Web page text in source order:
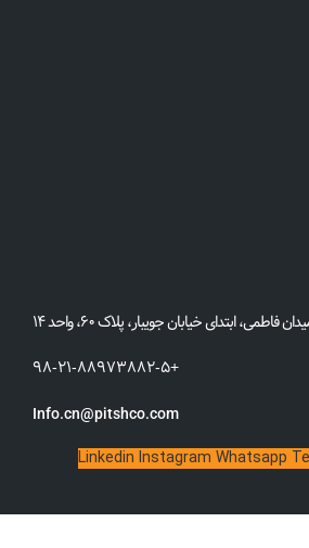
فاطمی، ابتدای خیابان جویبار، پلاک ۶۰، واحد ۱۴
۹۸-۲۱-۸۸۹۷۳۸۸۲-۵+
Info.cn@pitshco.com
Linkedin Instagram Whatsapp